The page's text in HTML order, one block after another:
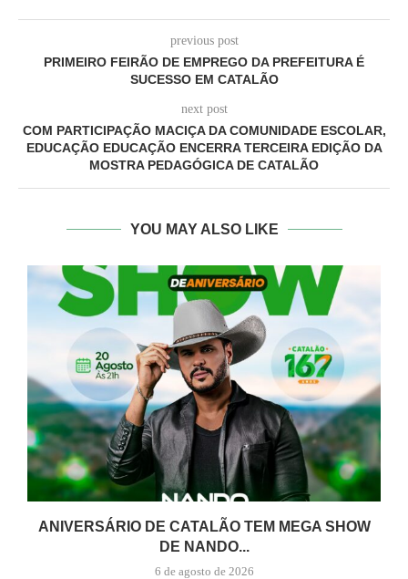
previous post
PRIMEIRO FEIRÃO DE EMPREGO DA PREFEITURA É
SUCESSO EM CATALÃO
next post
COM PARTICIPAÇÃO MACIÇA DA COMUNIDADE ESCOLAR,
EDUCAÇÃO EDUCAÇÃO ENCERRA TERCEIRA EDIÇÃO DA
MOSTRA PEDAGÓGICA DE CATALÃO
YOU MAY ALSO LIKE
ANIVERSÁRIO DE CATALÃO TEM MEGA SHOW
DE NANDO...
6 de agosto de 2026